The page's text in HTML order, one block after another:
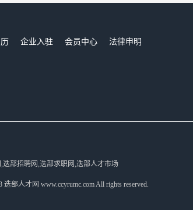
企业入驻 会员中心
法律申明
迭部招聘网,迭部求职网,迭部人才市场
迭部人才网 www.ccyrumc.com All rights reserved.